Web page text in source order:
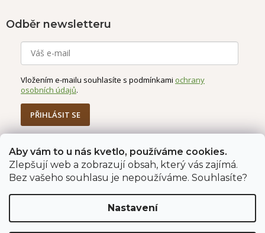
Aby vám to u nás kvetlo, používáme cookies.
Zlepšují web a zobrazují obsah, který vás zajímá.
Bez vašeho souhlasu je nepoužíváme. Souhlasíte?
Nastavení
Odběr newsletteru
Vložením e-mailu souhlasíte s podmínkami ochrany
osobních údajů.
PŘIHLÁSIT SE
Jahodárna Brozany Obchodní podmínky
Podmínky ochrany údajů
Vytvořil Shoptet Premium